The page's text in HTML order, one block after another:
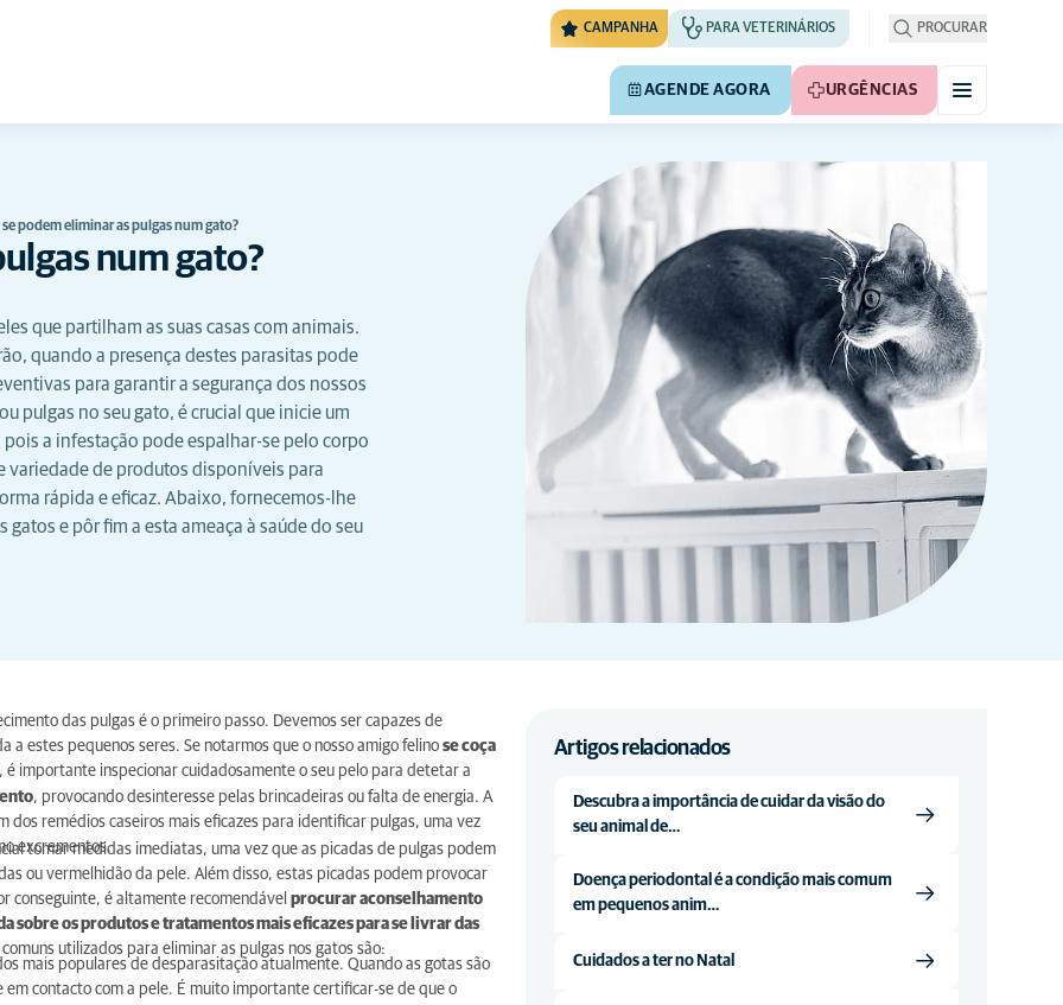
CAMPANHA PARA VETERINÁRIOS PROCURAR
AGENDE AGORA URGÊNCIAS
podem eliminar as pulgas num gato?
num gato?
que partilham as suas casas com animais.
quando a presença destes parasitas pode
para garantir a segurança dos nossos
pulgas no seu gato, é crucial que inicie um
a infestação pode espalhar-se pelo corpo
variedade de produtos disponíveis para
rápida e eficaz. Abaixo, fornecemos-lhe
e pôr fim a esta ameaça à saúde do seu
das pulgas é o primeiro passo. Devemos ser capazes de
estes pequenos seres. Se notarmos que o nosso amigo felino se coça
é importante inspecionar cuidadosamente o seu pelo para detetar a
, provocando desinteresse pelas brincadeiras ou falta de energia. A
remédios caseiros mais eficazes para identificar pulgas, uma vez
excrementos.
tomar medidas imediatas, uma vez que as picadas de pulgas podem
ou vermelhidão da pele. Além disso, estas picadas podem provocar
conseguinte, é altamente recomendável procurar aconselhamento
os produtos e tratamentos mais eficazes para se livrar das
utilizados para eliminar as pulgas nos gatos são:
mais populares de desparasitação atualmente. Quando as gotas são
contacto com a pele. É muito importante certificar-se de que o
Artigos relacionados
Descubra a importância de cuidar da visão do
seu animal de…
Doença periodontal é a condição mais comum
em pequenos anim…
Cuidados a ter no Natal